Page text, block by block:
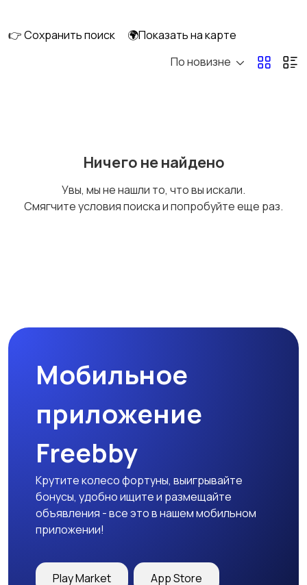
Оформление
👉 Сохранить поиск
🌍Показать на карте
По новизне
Ничего не найдено
Увы, мы не нашли то, что вы искали.
Смягчите условия поиска и попробуйте еще раз.
Мобильное
приложение
Freebby
Крутите колесо фортуны, выигрывайте
бонусы, удобно ищите и размещайте
объявления - все это в нашем мобильном
приложении!
Play Market App Store